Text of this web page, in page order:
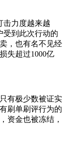
击力度越来越
受到此次行动的
，也有名不见经
失超过1000亿
有极少数被证实
刷单刷评行为的
资金也被冻结，